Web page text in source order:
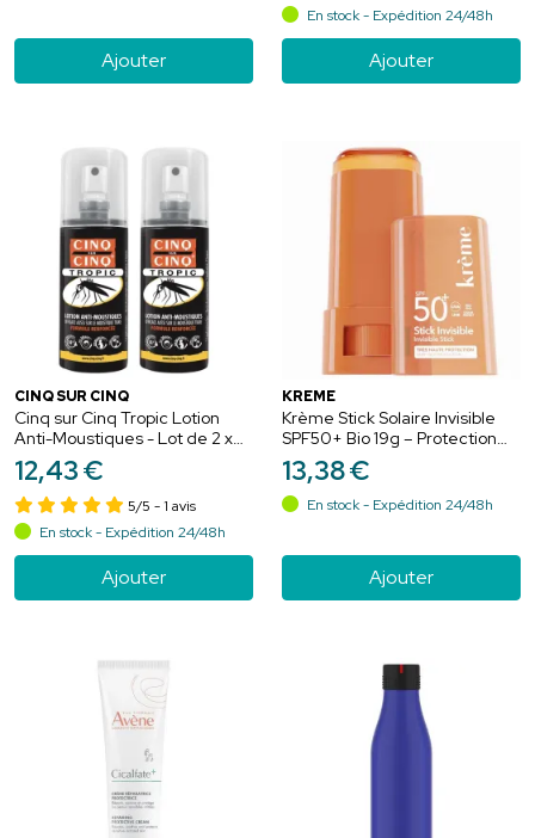
Ajouter
En stock - Expédition 24/48h
Ajouter
CINQ SUR CINQ
Cinq sur Cinq Tropic Lotion
Anti-Moustiques - Lot de 2 x
75 ml
12,43€
5/5 - 1 avis
En stock - Expédition 24/48h
Ajouter
KRÈME
Krème Stick Solaire Invisible
SPF50+ Bio 19g – Protection
ciblée et zones sensibles
13,38€
En stock - Expédition 24/48h
Ajouter